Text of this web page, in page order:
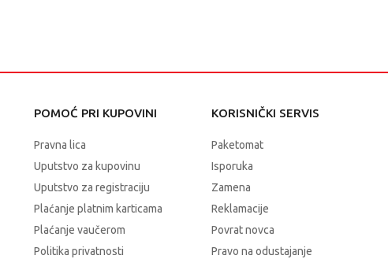
POMOĆ PRI KUPOVINI
Pravna lica
Uputstvo za kupovinu
Uputstvo za registraciju
Plaćanje platnim karticama
Plaćanje vaučerom
Politika privatnosti
KORISNIČKI SERVIS
Paketomat
Isporuka
Zamena
Reklamacije
Povrat novca
Pravo na odustajanje